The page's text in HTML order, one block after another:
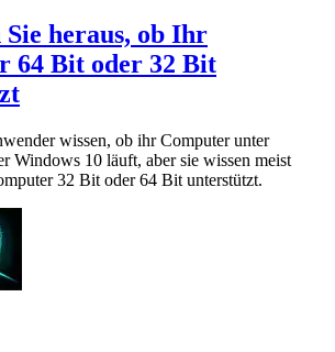
Sie heraus, ob Ihr
64 Bit oder 32 Bit
wissen, ob ihr Computer unter
Windows 10 läuft, aber sie wissen meist
32 Bit oder 64 Bit unterstützt.